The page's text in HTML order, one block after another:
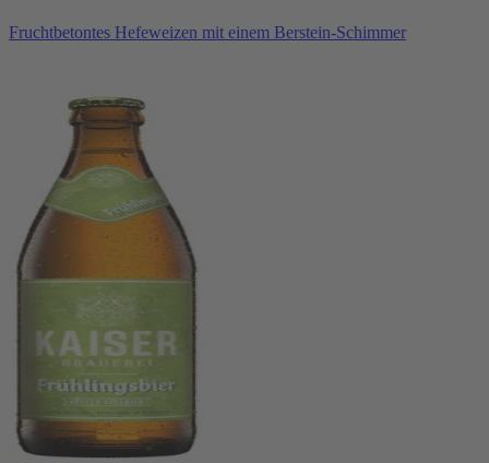
Fruchtbetontes Hefeweizen mit einem Berstein-Schimmer